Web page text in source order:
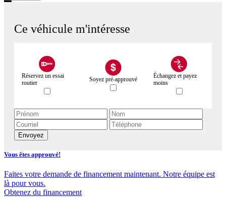
Ce véhicule m'intéresse
Réservez un essai
routier
Soyez pré-approuvé
Échangez et payez
moins
Envoyez
Vous êtes approuvé!
Faites votre demande de financement maintenant. Notre équipe est
là pour vous.
Obtenez du financement